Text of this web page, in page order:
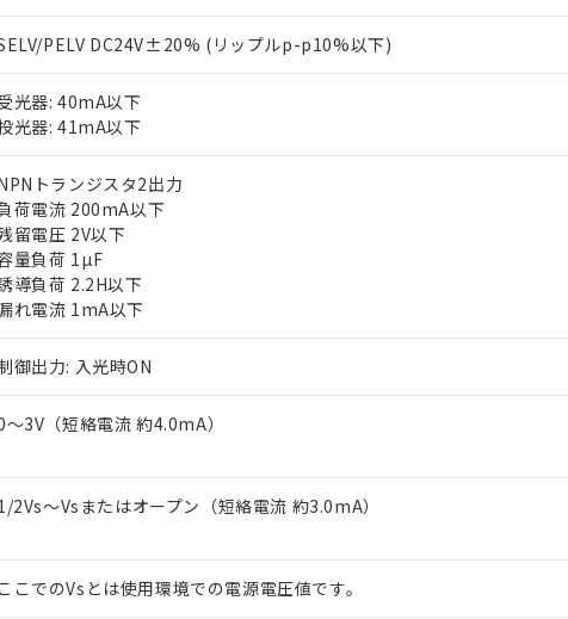
PELV DC24V±20% (リップルp-p10%以下)
光器: 40mA以下
光器: 41mA以下
トランジスタ2出力
荷電流 200mA以下
留電圧 2V以下
量負荷 1µF
導負荷 2.2H以下
れ電流 1mA以下
御出力: 入光時ON
～3V（短絡電流 約4.0mA）
2Vs～Vsまたはオープン（短絡電流 約3.0mA）
ここでのVsとは使用環境での電源電圧値です。
読みいただき、同意のうえご利用ください。
RoHS指令（10物質）の非含有の対応状況を調査中または確認中の商
により、非含有部品としていたものが、含有品と判明した場合などやむ
表